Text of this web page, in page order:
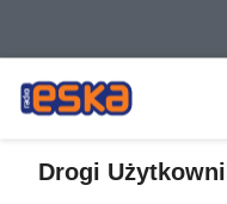
Drogi